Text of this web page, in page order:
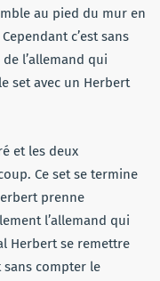
au pied du mur en
c’est sans
l’allemand qui
set avec un Herbert
et les deux
Ce set se termine
prenne
l’allemand qui
Herbert se remettre
sans compter le